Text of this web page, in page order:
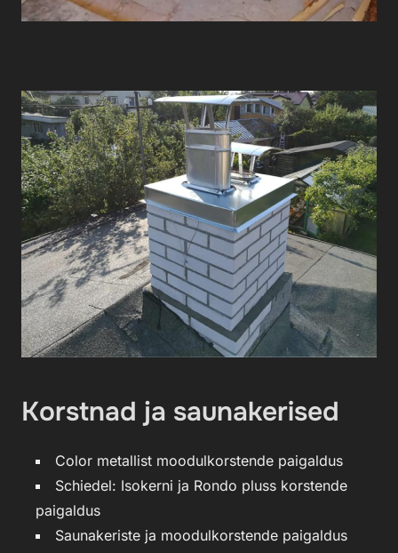
Korstnad ja saunakerised
Color metallist moodulkorstende paigaldus
Schiedel: Isokerni ja Rondo pluss korstende
paigaldus
Saunakeriste ja moodulkorstende paigaldus